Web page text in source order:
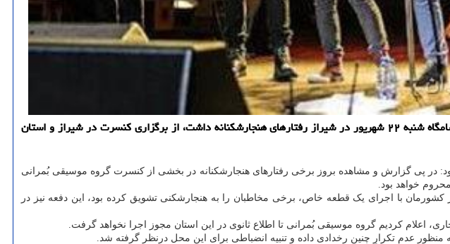
به گزارش موزیک خوان، مدیرکل فرهنگ و ارشاد اسلامی فارس اظهار داشت: گروه موسیقی بمرانی که در اجرای شامگاه شنبه ۲۲ شهریور در شیراز رفتارهای هنجارشکنانه داشت، از برگزاری کنسرت در شیراز و استان
در پی گزارش و مشاهده بروز برخی رفتارهای هنجارشکنانه در بخشی از کنسرت گروه موسیقی بُمرانی
با اجرای یک قطعه خاص، برخی مخاطبان را به هنجارشکنی تشویق کرده بود، این دفعه نیز در
اعلام کردیم گروه موسیقی بُمرانی تا اطلاع ثانوی در این استان مجوز اجرا نخواهد گرفت.
عدم تکرارِ چنین رخدادی داده و تنبیه انضباطی برای این محل درنظر گرفته شد.